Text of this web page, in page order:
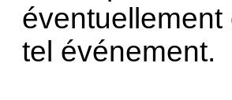
tel événement.